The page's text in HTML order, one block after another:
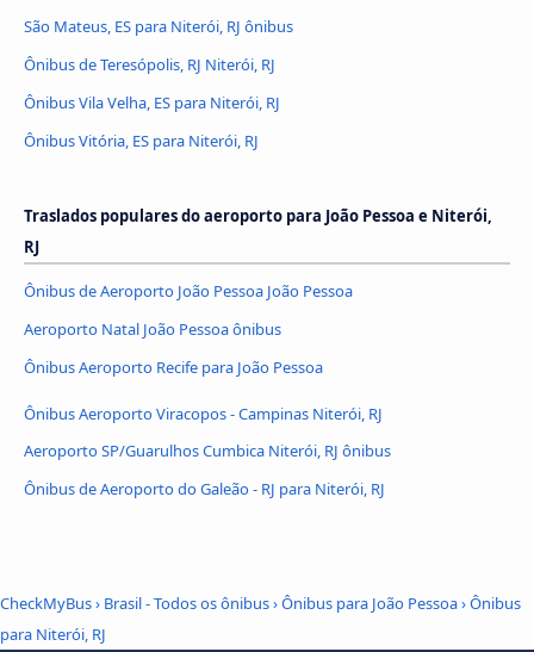
São Mateus, ES para Niterói, RJ ônibus
Ônibus de Teresópolis, RJ Niterói, RJ
Ônibus Vila Velha, ES para Niterói, RJ
Ônibus Vitória, ES para Niterói, RJ
Traslados populares do aeroporto para João Pessoa e Niterói,
RJ
Ônibus de Aeroporto João Pessoa João Pessoa
Aeroporto Natal João Pessoa ônibus
Ônibus Aeroporto Recife para João Pessoa
Ônibus Aeroporto Viracopos - Campinas Niterói, RJ
Aeroporto SP/Guarulhos Cumbica Niterói, RJ ônibus
Ônibus de Aeroporto do Galeão - RJ para Niterói, RJ
CheckMyBus› Brasil - Todos os ônibus›Ônibus para João Pessoa›Ônibus
para Niterói, RJ